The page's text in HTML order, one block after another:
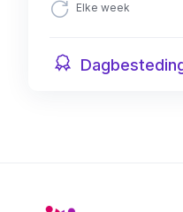
Elke week